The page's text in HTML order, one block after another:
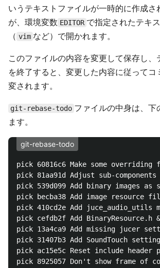
いうテキストファイルが一時的に作成さ
が、環境変数 EDITOR で指定されたテキ
（ vim など）で開かれます。
このファイルの内容を変更して保存し、
を終了すると、変更した内容に従ってコ
変されます。
git-rebase-todo ファイルの中身は、下
ます。
git-rebase-todo
pick 60816c6 Make some
pick 81aa91d Adjust sub-
pick 539d099 Add binary images
pick becba38 Add image
pick 410cd2e Add juce_audio_utils
pick cefdb2f Add
pick 13a4ca9 Add missing jucer
pick 31407b3 Add SoundTouch
pick ac15e5c Reset include header
pick 8925057 Don't show frame of